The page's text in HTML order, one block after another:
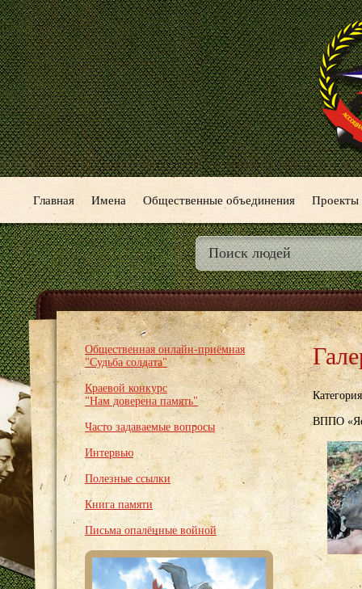
Главная Имена Общественные объединения Проекты
Общественная онлайн-приёмная
"Судьба солдата"
Краевой конкурс
"Нам доверена память"
Часто задаваемые вопросы
Интервью
Полезные ссылки
Книга памяти
Письма опалённые войной
ВППО